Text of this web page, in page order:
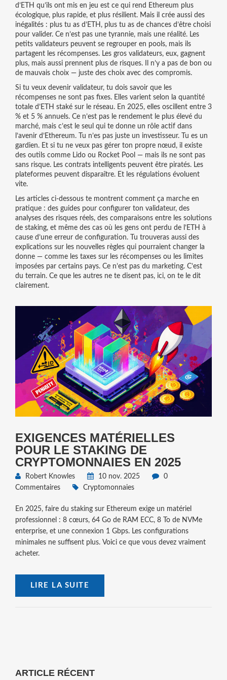
d’ETH qu’ils ont mis en jeu est ce qui rend Ethereum plus
écologique, plus rapide, et plus résilient. Mais il crée aussi des
inégalités : plus tu as d’ETH, plus tu as de chances d’être choisi
pour valider. Ce n’est pas une tyrannie, mais une réalité. Les
petits validateurs peuvent se regrouper en pools, mais ils
partagent les récompenses. Les gros validateurs, eux, gagnent
plus, mais aussi prennent plus de risques. Il n’y a pas de bon ou
de mauvais choix — juste des choix avec des compromis.
Si tu veux devenir validateur, tu dois savoir que les
récompenses ne sont pas fixes. Elles varient selon la quantité
totale d’ETH staké sur le réseau. En 2025, elles oscillent entre 3
% et 5 % annuels. Ce n’est pas le rendement le plus élevé du
marché, mais c’est le seul qui te donne un rôle actif dans
l’avenir d’Ethereum. Tu n’es pas juste un investisseur. Tu es un
gardien. Et si tu ne veux pas gérer ton propre nœud, il existe
des outils comme Lido ou Rocket Pool — mais ils ne sont pas
sans risque. Les contrats intelligents peuvent être piratés. Les
plateformes peuvent disparaître. Et les régulations évoluent
vite.
Les articles ci-dessous te montrent comment ça marche en
pratique : des guides pour configurer ton validateur, des
analyses des risques réels, des comparaisons entre les solutions
de staking, et même des cas où les gens ont perdu de l’ETH à
cause d’une erreur de configuration. Tu trouveras aussi des
explications sur les nouvelles règles qui pourraient changer la
donne — comme les taxes sur les récompenses ou les limites
imposées par certains pays. Ce n’est pas du marketing. C’est
du terrain. Ce que les autres ne te disent pas, ici, on te le dit
clairement.
EXIGENCES MATÉRIELLES
POUR LE STAKING DE
CRYPTOMONNAIES EN 2025
Robert Knowles 10 nov. 2025
0
Commentaires
Cryptomonnaies
En 2025, faire du staking sur Ethereum exige un matériel
professionnel : 8 cœurs, 64 Go de RAM ECC, 8 To de NVMe
enterprise, et une connexion 1 Gbps. Les configurations
minimales ne suffisent plus. Voici ce que vous devez vraiment
acheter.
LIRE LA SUITE
ARTICLE RÉCENT